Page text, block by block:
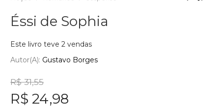
Éssi de Sophia
Este livro teve 2 vendas
Autor(a): Gustavo Borges
R$ 31,55
R$ 24,98